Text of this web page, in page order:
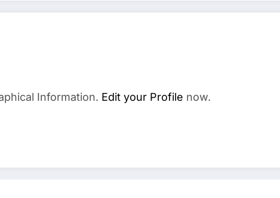
Information. Edit your Profile now.